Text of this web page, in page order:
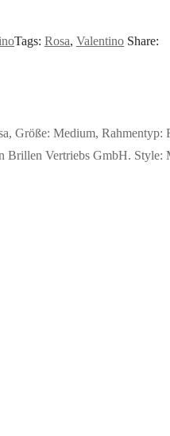
Tags: Rosa, Valentino Share:
Größe: Medium,
Brillen Vertriebs GmbH. Style: